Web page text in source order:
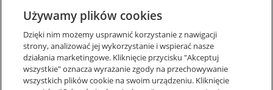
Używamy plików cookies
Dzięki nim możemy usprawnić korzystanie z nawigacji
strony, analizować jej wykorzystanie i wspierać nasze
działania marketingowe. Kliknięcie przycisku "Akceptuj
wszystkie" oznacza wyrażanie zgody na przechowywanie
wszystkich plików cookie na swoim urządzeniu. Kliknięcie